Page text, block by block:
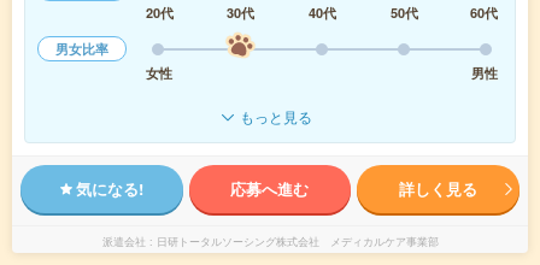
20代
30代 40代 50代
60代
男女比率
女性
男性
もっと見る
気になる! 応募へ進む 詳しく見る
派遣会社 日研トータルソーシング株式会社 メディカルケア事業部